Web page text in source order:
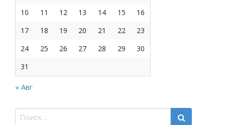
10
11 12 13 14 15
16
17
18 19 20 21 22
23
24
25 26 27 28 29
30
31
« Авг